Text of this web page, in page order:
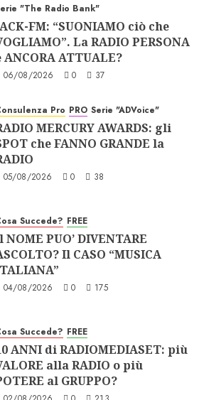
"The Radio Bank"
FM: “SUONIAMO ciò che
La RADIO PERSONA
ANCORA ATTUALE?
06/08/2026 0 37
Pro PRO Serie "ADVoice"
MERCURY AWARDS: gli
che FANNO GRANDE la
05/08/2026 0 38
Succede? FREE
NOME PUO’ DIVENTARE
Il CASO “MUSICA
04/08/2026 0 175
Succede? FREE
ANNI di RADIOMEDIASET: più
alla RADIO o più
al GRUPPO?